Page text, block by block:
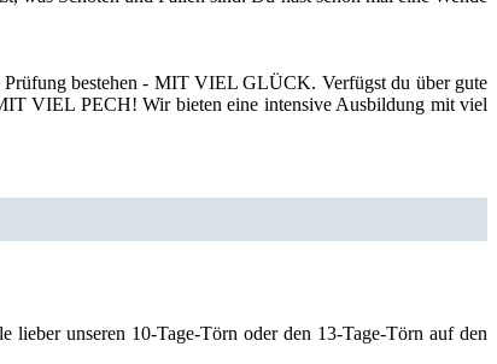
Prüfung bestehen - MIT VIEL GLÜCK. Verfügst du über gute
VIEL PECH! Wir bieten eine intensive Ausbildung mit viel
lieber unseren 10-Tage-Törn oder den 13-Tage-Törn auf den